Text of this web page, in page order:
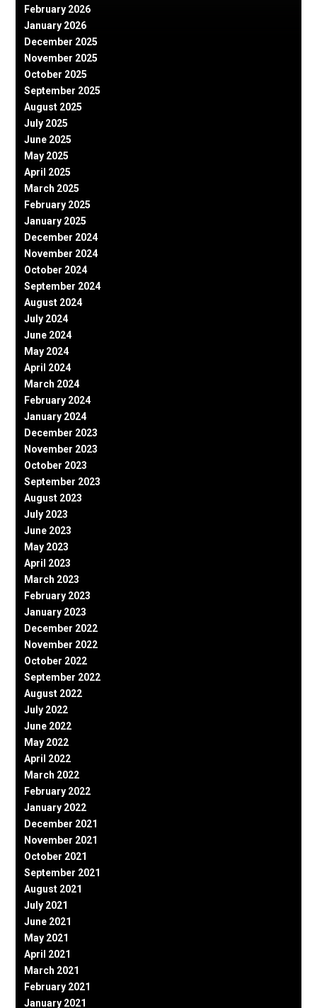
February 2026
January 2026
December 2025
November 2025
October 2025
September 2025
August 2025
July 2025
June 2025
May 2025
April 2025
March 2025
February 2025
January 2025
December 2024
November 2024
October 2024
September 2024
August 2024
July 2024
June 2024
May 2024
April 2024
March 2024
February 2024
January 2024
December 2023
November 2023
October 2023
September 2023
August 2023
July 2023
June 2023
May 2023
April 2023
March 2023
February 2023
January 2023
December 2022
November 2022
October 2022
September 2022
August 2022
July 2022
June 2022
May 2022
April 2022
March 2022
February 2022
January 2022
December 2021
November 2021
October 2021
September 2021
August 2021
July 2021
June 2021
May 2021
April 2021
March 2021
February 2021
January 2021